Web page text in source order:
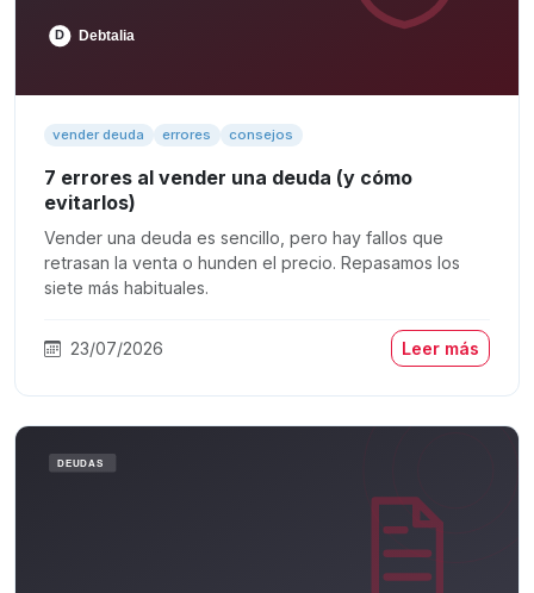
vender deuda errores consejos
7 errores al vender una deuda (y cómo
evitarlos)
Vender una deuda es sencillo, pero hay fallos que
retrasan la venta o hunden el precio. Repasamos los
siete más habituales.
23/07/2026 Leer más